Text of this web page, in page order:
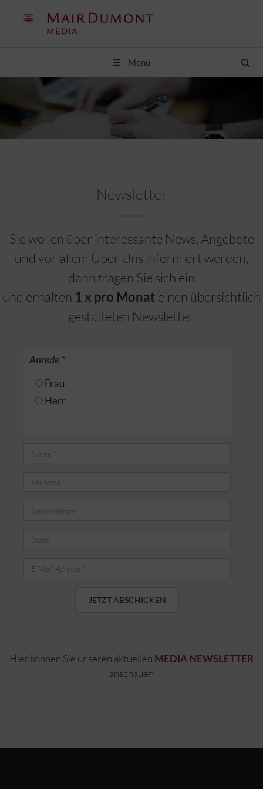
Menü
Newsletter
Sie wollen über interessante News, Angebote
und vor allem Über Uns informiert werden,
dann tragen Sie sich ein
und erhalten 1 x pro Monat einen übersichtlich
gestalteten Newsletter.
Anrede*
Frau
Herr
Name
Vorname
Unternehmen
Stadt
Hier können Sie unseren aktuellen MEDIA NEWSLETTER
anschauen